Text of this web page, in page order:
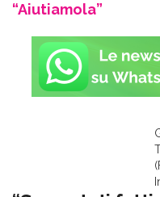
“Aiutiamola”